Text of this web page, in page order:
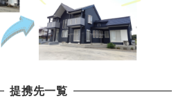
提携先一覧